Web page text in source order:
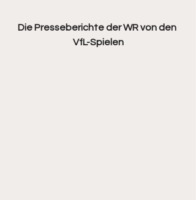
Die Presseberichte der WR von den
VfL-Spielen